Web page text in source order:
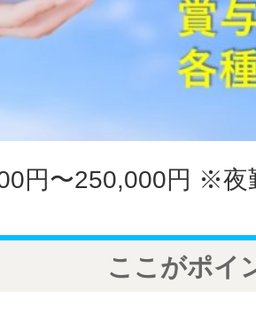
円〜250,000円 ※夜
ここがポイ